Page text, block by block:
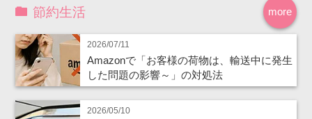
more
節約生活
2026/07/11
Amazonで「お客様の荷物は、輸送中に発生
した問題の影響～」の対処法
2026/05/10